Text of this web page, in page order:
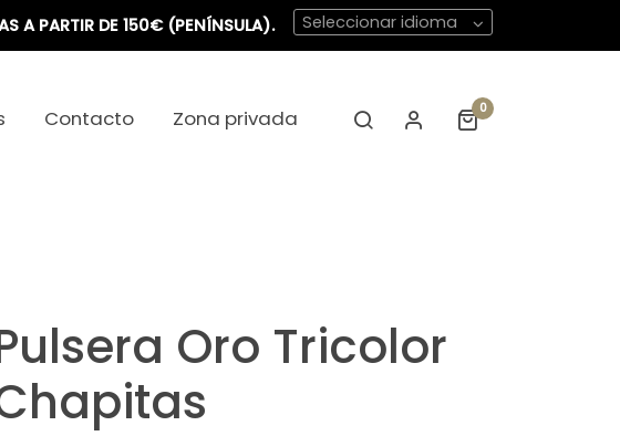
A PARTIR DE 150€ (PENÍNSULA). Seleccionar idioma
Contacto Zona privada 0
Oro Tricolor